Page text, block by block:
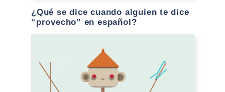
¿Qué se dice cuando alguien te dice
“provecho” en español?